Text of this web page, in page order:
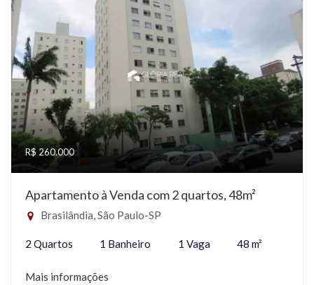
R$ 260.000
Apartamento à Venda com 2 quartos, 48m²
Brasilândia, São Paulo-SP
2 Quartos 1 Banheiro 1 Vaga 48 m²
Mais informações